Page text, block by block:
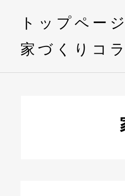
トップページ
家づくりコ